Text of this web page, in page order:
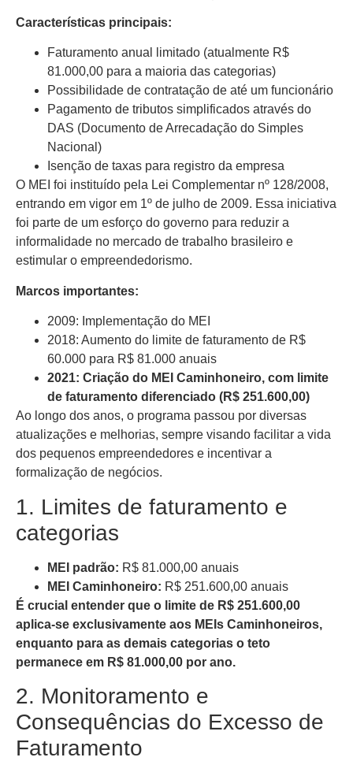
Características principais:
Faturamento anual limitado (atualmente R$
81.000,00 para a maioria das categorias)
Possibilidade de contratação de até um funcionário
Pagamento de tributos simplificados através do
DAS (Documento de Arrecadação do Simples
Nacional)
Isenção de taxas para registro da empresa
O MEI foi instituído pela Lei Complementar nº 128/2008,
entrando em vigor em 1º de julho de 2009. Essa iniciativa
foi parte de um esforço do governo para reduzir a
informalidade no mercado de trabalho brasileiro e
estimular o empreendedorismo.
Marcos importantes:
2009: Implementação do MEI
2018: Aumento do limite de faturamento de R$
60.000 para R$ 81.000 anuais
2021: Criação do MEI Caminhoneiro, com limite
de faturamento diferenciado (R$ 251.600,00)
Ao longo dos anos, o programa passou por diversas
atualizações e melhorias, sempre visando facilitar a vida
dos pequenos empreendedores e incentivar a
formalização de negócios.
1. Limites de faturamento e
categorias
MEI padrão: R$ 81.000,00 anuais
MEI Caminhoneiro: R$ 251.600,00 anuais
É crucial entender que o limite de R$ 251.600,00
aplica-se exclusivamente aos MEIs Caminhoneiros,
enquanto para as demais categorias o teto
permanece em R$ 81.000,00 por ano.
2. Monitoramento e
Consequências do Excesso de
Faturamento